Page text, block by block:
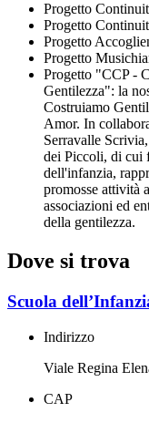
Progetto
Progetto
Progetto
Progetto
Progetto "CCP -
Gentilezza": la
Costruiamo
Amor. In
Serravalle
dei Piccoli, di cui
dell'infanzia,
promosse attività
associazioni ed
della gentilezza.
Dove si trova
Scuola
Indirizzo
Viale Regina
CAP